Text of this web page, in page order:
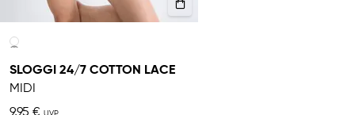
SLOGGI 24/7 COTTON LACE
MIDI